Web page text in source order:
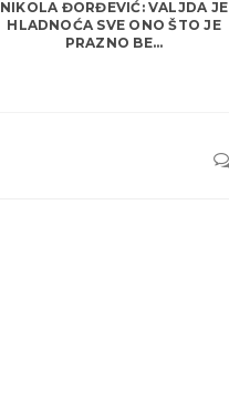
NIKOLA ĐORĐEVIĆ: VALJDA JE
HLADNOĆA SVE ONO ŠTO JE
PRAZNO BE...